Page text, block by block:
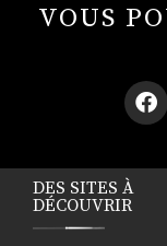
VOUS
DES SITES À
DÉCOUVRIR